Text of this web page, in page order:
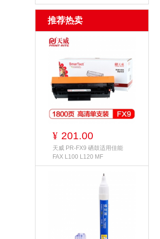
推荐热卖
¥ 201.00
天威 PR-FX9 硒鼓适用佳能
FAX L100 L120 MF